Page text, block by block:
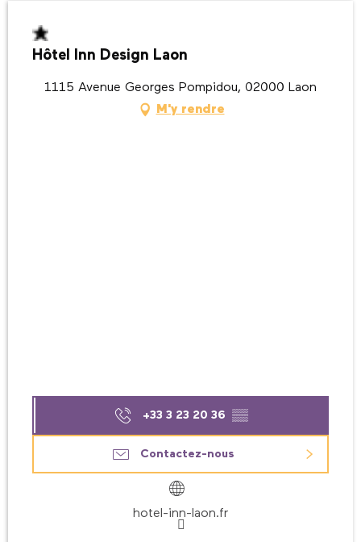
Hôtel Inn Design Laon
1115 Avenue Georges Pompidou, 02000 Laon
M'y rendre
+33 3 23 20 36 ▒▒
Contactez-nous
hotel-inn-laon.fr